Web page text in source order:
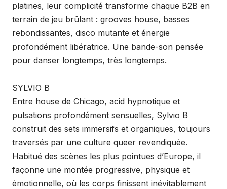
platines, leur complicité transforme chaque B2B en
terrain de jeu brûlant : grooves house, basses
rebondissantes, disco mutante et énergie
profondément libératrice. Une bande-son pensée
pour danser longtemps, très longtemps.
SYLVIO B
Entre house de Chicago, acid hypnotique et
pulsations profondément sensuelles, Sylvio B
construit des sets immersifs et organiques, toujours
traversés par une culture queer revendiquée.
Habitué des scènes les plus pointues d’Europe, il
façonne une montée progressive, physique et
émotionnelle, où les corps finissent inévitablement